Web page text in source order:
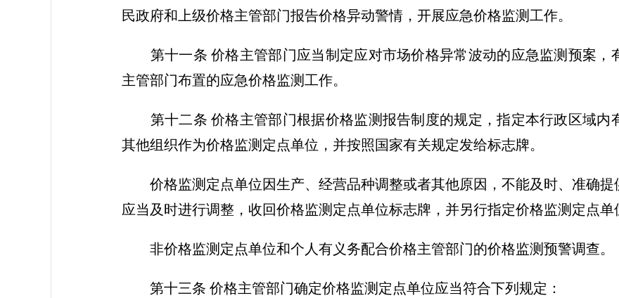
民政府和上级价格主管部门报告价格异动警情，开展应急价格监测工作。
第十一条 价格主管部门应当制定应对市场价格异常波动的应急监测预案，
主管部门布置的应急价格监测工作。
第十二条 价格主管部门根据价格监测报告制度的规定，指定本行政区域内
其他组织作为价格监测定点单位，并按照国家有关规定发给标志牌。
价格监测定点单位因生产、经营品种调整或者其他原因，不能及时、准确提
应当及时进行调整，收回价格监测定点单位标志牌，并另行指定价格监测定点单
非价格监测定点单位和个人有义务配合价格主管部门的价格监测预警调查。
第十三条 价格主管部门确定价格监测定点单位应当符合下列规定：